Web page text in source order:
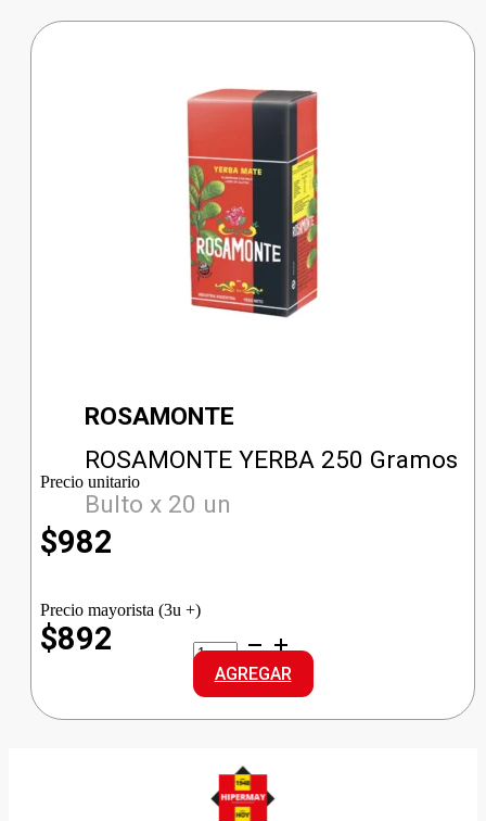
ROSAMONTE
ROSAMONTE YERBA 250 Gramos
Bulto x 20 un
Precio unitario
$982
Precio mayorista (3u +)
$892
ROSAMONTE
YERBA
cantidad
AGREGAR